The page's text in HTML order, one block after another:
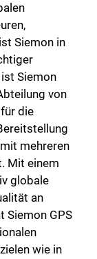
Siemon in
Siemon
von
die
mehreren
Mit einem
globale
an
Siemon GPS
wie in